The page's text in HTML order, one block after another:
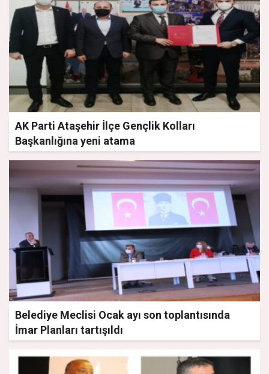
AK Parti Ataşehir İlçe Gençlik Kolları
Başkanlığına yeni atama
Belediye Meclisi Ocak ayı son toplantısında
İmar Planları tartışıldı